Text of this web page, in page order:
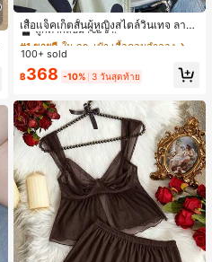
เสื้อแจ็คเก็ตสั้นผู้หญิงสไตล์วินเทจ ลายจุ
ดขนาดใหญ่ คอตั้ง เอวเข้ารูป แขนพอง
ทรงหลวม แฟชั่นอเนกประสงค์ สำหรับใ
ส่ประจำวันและไปเที่ยวพักผ่อน
#1 ขายดี
ใน กระเป๋า เสื้อคลุมลำลอง
ลูกค้ากลับมาซื้อซ้ำ!
#1 ขายดี ใน กระเป๋า เสื้อคลุมลำลอง
ลูกค้ากลับมาซื้อซ้ำ!
#1 ขายดี ใน กระเป๋า เสื้อคลุมลำลอง
ลูกค้ากลับมาซื้อซ้ำ!
#1 ขายดี
ใน กระเป๋า เสื้อคลุมลำลอง
100+ sold
฿368 -10% 3 วันสุดท้าย